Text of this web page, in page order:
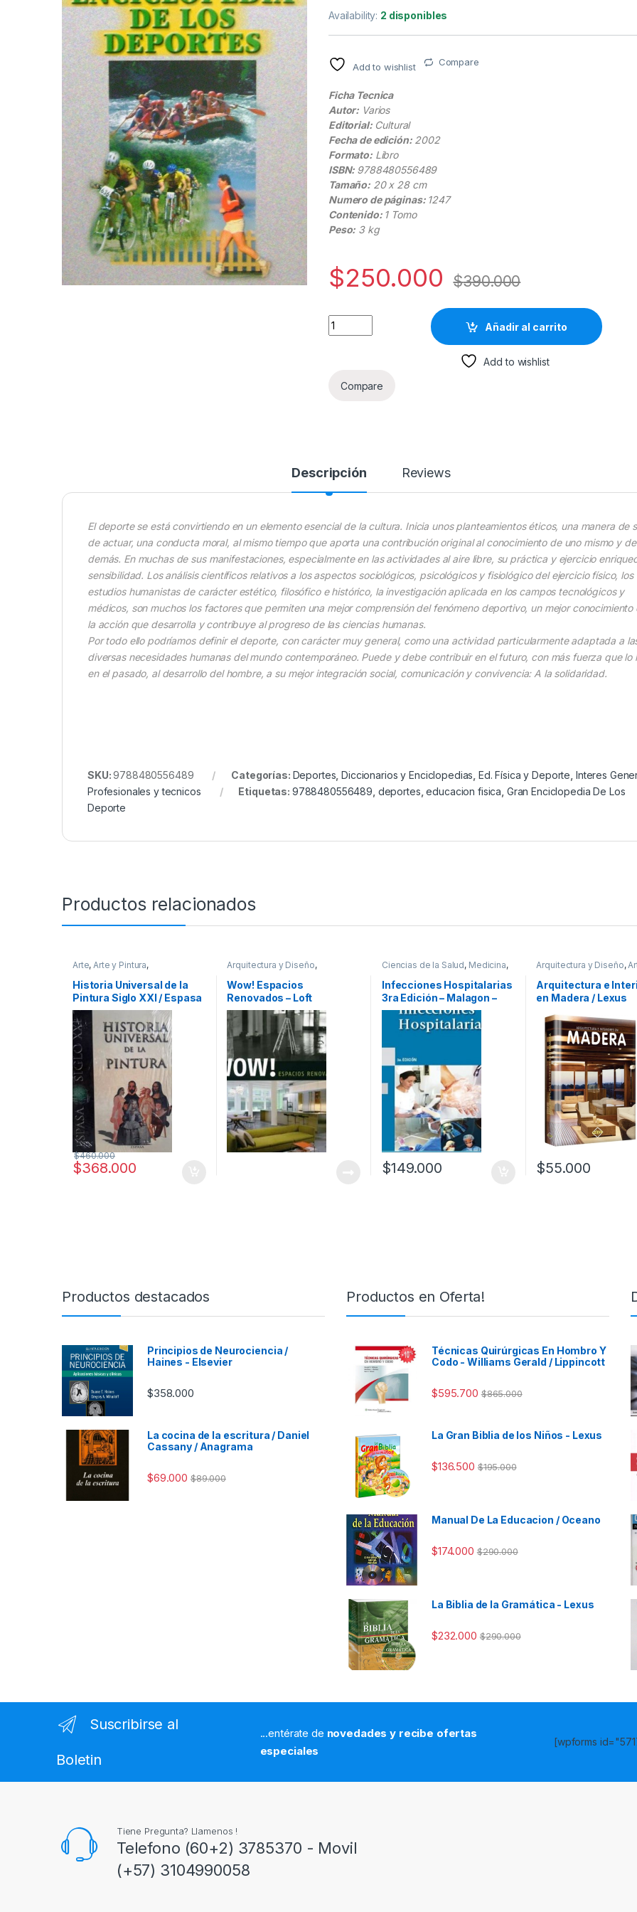
Availability: 2 disponibles
Add to wishlist Compare
Ficha Tecnica
Autor: Varios
Editorial:Cultural
Fecha de edición:2002
Formato:Libro
ISBN: 9788480556489
Tamaño: 20 x 28 cm
Numero de páginas: 1247
Contenido: 1 Tomo
Peso: 3 kg
$250.000 $390.000
Gran Enciclopedia De Los Deportes - Cultural quantity
Añadir al carrito
Add to wishlist
Compare
Descripción Reviews
El deporte se está convirtiendo en un elemento esencial de la cultura. Inicia unos planteamientos éticos, una manera de
de actuar, una conducta moral, al mismo tiempo que aporta una contribución original al conocimiento de uno mismo y
demás. En muchas de sus manifestaciones, especialmente en las actividades al aire libre, su práctica y ejercicio
sensibilidad. Los análisis científicos relativos a los aspectos sociológicos, psicológicos y fisiológico del ejercicio físico, los
estudios humanistas de carácter estético, filosófico e histórico, la investigación aplicada en los campos tecnológicos y
médicos, son muchos los factores que permiten una mejor comprensión del fenómeno deportivo, un mejor conocimiento
la acción que desarrolla y contribuye al progreso de las ciencias humanas.
Por todo ello podríamos definir el deporte, con carácter muy general, como una actividad particularmente adaptada a
diversas necesidades humanas del mundo contemporáneo. Puede y debe contribuir en el futuro, con más fuerza que lo
en el pasado, al desarrollo del hombre, a su mejor integración social, comunicación y convivencia: A la solidaridad.
SKU:9788480556489 Categorías: Deportes ,Diccionarios y Enciclopedias Ed. Física y Deporte Interes
Profesionales y tecnicos
Etiquetas: 9788480556489 deportes ,educacion fisica Gran Enciclopedia De Los
Deporte
Productos relacionados
Arte,Arte y Pintura,
Profesionales y tecnicos
Historia Universal de la
Pintura Siglo XXI / Espasa
$368.000
$460.000
Arquitectura y Diseño,
Arquitectura y Urbanismo
Afines,Decoración
y Muebles,Diseño ,Interes
General,Profesionales y
tecnicos
Wow! Espacios
Renovados – Loft
Publications
Ciencias de la Salud, Medicina,
Infecciones Hospitalarias
3ra Edición – Malagon –
Panamericana
$149.000
Arquitectura y Diseño,
Afines
Diseño
Profesionales y tecnicos
Arquitectura e
en Madera / Lexus
$55.000
Productos destacados
Principios de Neurociencia /
Haines - Elsevier
$358.000
La cocina de la escritura / Daniel
Cassany / Anagrama
$69.000 $89.000
Productos en Oferta!
Técnicas Quirúrgicas En Hombro Y
Codo - Williams Gerald / Lippincott
$595.700 $865.000
La Gran Biblia de los Niños - Lexus
$136.500 $195.000
Manual De La Educacion / Oceano
$174.000 $290.000
La Biblia de la Gramática - Lexus
$232.000 $290.000
Suscribirse al
Boletin
...entérate de novedades y recibe ofertas
especiales
[wpforms
Tiene Pregunta? Llamenos !
Telefono (60+2) 3785370 - Movil
(+57) 3104990058